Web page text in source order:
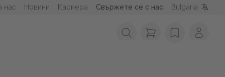
нас Новини Кариера Свържете се с нас Bulgaria
items in cart,
wishlistМоят